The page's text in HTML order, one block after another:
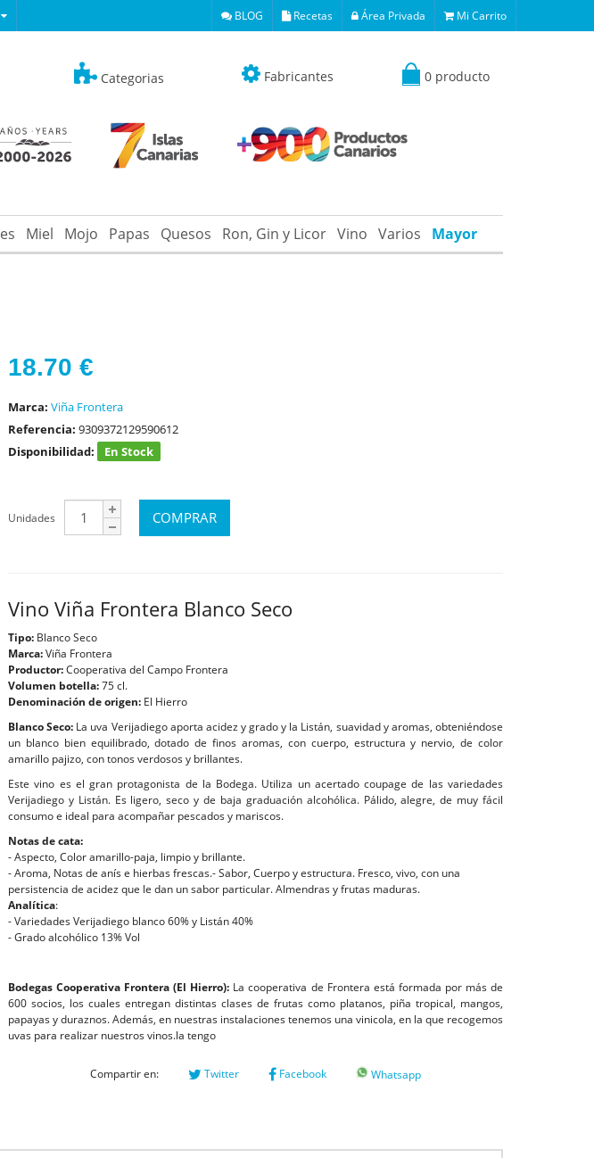
BLOG Recetas Área Privada Mi Carrito
Categorias Fabricantes 0 producto
Miel Mojo Papas Quesos Ron, Gin y Licor Vino Varios Mayor
18.70 €
Marca: Viña Frontera
Referencia: 9309372129590612
Disponibilidad:
En Stock
Unidades
Vino Viña Frontera Blanco Seco
Tipo: Blanco Seco
Marca:Viña Frontera
Productor:Cooperativa del Campo Frontera
Volumen botella:75 cl.
Denominación de origen: El Hierro
Blanco Seco: La uva Verijadiego aporta acidez y grado y la Listán, suavidad y aromas, obteniéndose
un blanco bien equilibrado, dotado de finos aromas, con cuerpo, estructura y nervio, de color
amarillo pajizo, con tonos verdosos y brillantes.
Este vino es el gran protagonista de la Bodega. Utiliza un acertado coupage de las variedades
Verijadiego y Listán. Es ligero, seco y de baja graduación alcohólica. Pálido, alegre, de muy fácil
consumo e ideal para acompañar pescados y mariscos.
Notas de cata:
- Aspecto, Color amarillo-paja, limpio y brillante.
- Aroma, Notas de anís e hierbas frescas.- Sabor, Cuerpo y estructura. Fresco, vivo, con una
persistencia de acidez que le dan un sabor particular. Almendras y frutas maduras.
Analítica:
- Variedades Verijadiego blanco 60% y Listán 40%
- Grado alcohólico 13% Vol
Bodegas Cooperativa Frontera(El Hierro): La cooperativa de Frontera está formada por más de
600 socios, los cuales entregan distintas clases de frutas como platanos, piña tropical, mangos,
papayas y duraznos. Además, en nuestras instalaciones tenemos una vinicola, en la que recogemos
uvas para realizar nuestros vinos.la tengo
Compartir en: Twitter Facebook Whatsapp